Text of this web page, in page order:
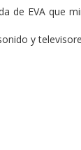
de EVA que
y